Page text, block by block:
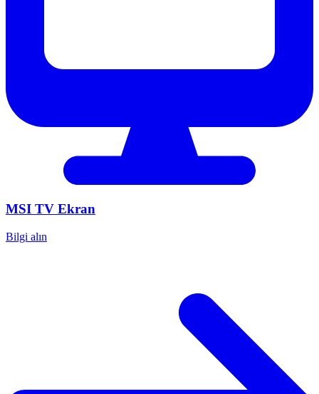
MSI TV Ekran
Bilgi alın